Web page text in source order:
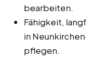
bearbeiten.
Fähigkeit,
in
pflegen.